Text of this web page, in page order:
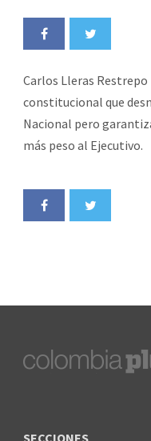
Carlos Lleras Restrepo
constitucional que
Nacional pero
más peso al Ejecutivo.
SECCIONES